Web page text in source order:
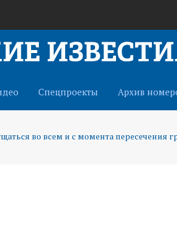
Спецпроекты Архив
во всем и с момента пересечения